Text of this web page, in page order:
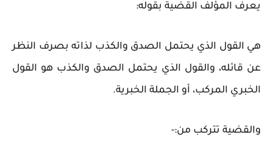
يعرف المؤلف القضية بقوله:
هي القول الذي يحتمل الصدق والكذب لذاته بصرف النظر
عن قائله، والقول الذي يحتمل الصدق والكذب هو القول
الخبري المركب، أو الجملة الخبرية.
والقضية تتركب من:-